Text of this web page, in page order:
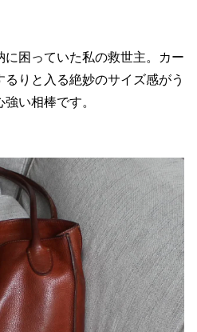
困っていた私の救世主。カー
るりと入る絶妙のサイズ感がう
い相棒です。